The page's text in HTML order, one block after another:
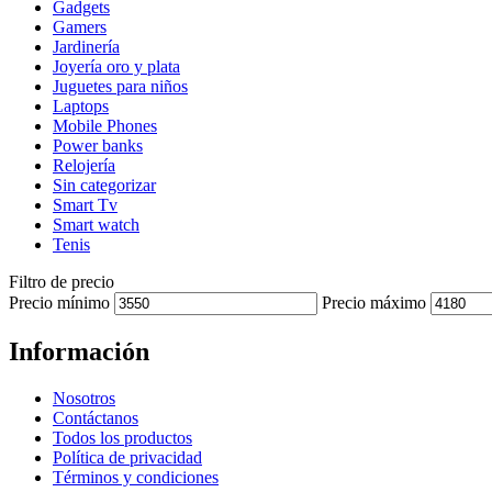
Gadgets
Gamers
Jardinería
Joyería oro y plata
Juguetes para niños
Laptops
Mobile Phones
Power banks
Relojería
Sin categorizar
Smart Tv
Smart watch
Tenis
Filtro de precio
Precio mínimo
Precio máximo
Información
Nosotros
Contáctanos
Todos los productos
Política de privacidad
Términos y condiciones